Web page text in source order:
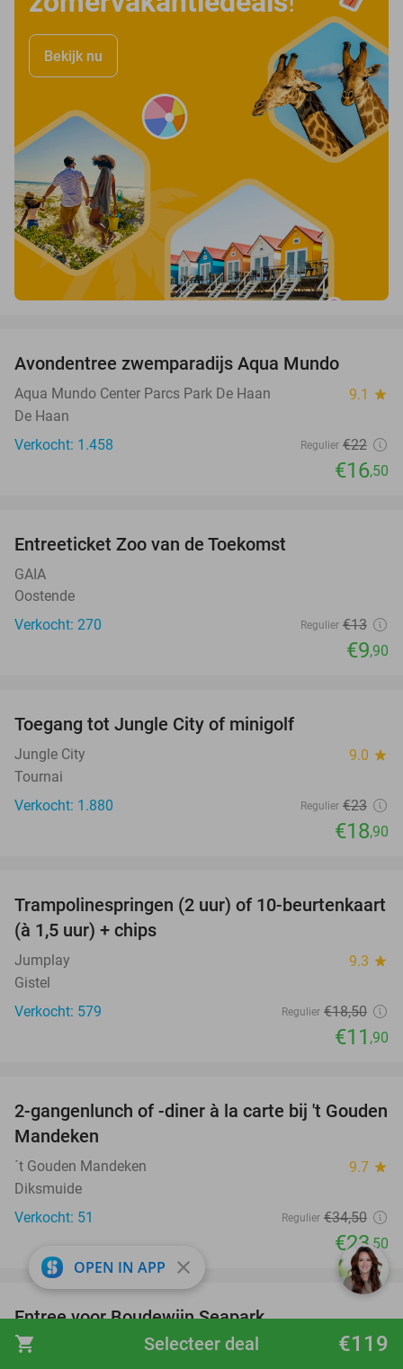
shopping_cart €119
Selecteer deal
Bekijk nu
Avondentree zwemparadijs Aqua Mundo
Aqua Mundo Center Parcs Park De Haan 9.1 star
De Haan
Verkocht: 1.458
Regulier €22
€16,50
Entreeticket Zoo van de Toekomst
GAIA
Oostende
Verkocht: 270
Regulier €13
€9,90
Toegang tot Jungle City of minigolf
Jungle City 9.0 star
Tournai
Verkocht: 1.880
Regulier €23
€18,90
36%
Trampolinespringen (2 uur) of 10-beurtenkaart
(à 1,5 uur) + chips
Jumplay 9.3 star
Gistel
Verkocht: 579
Regulier €18,50
€11 ,90
32%
2-gangenlunch of -diner à la carte bij 't Gouden
Mandeken
´t Gouden Mandeken 9.7 star
Diksmuide
Verkocht: 51
Regulier €34,50
€23 ,50
35%
favorite_border
Entree voor Boudewijn Seapark
Boudewijn Seapark
OPEN IN APP close